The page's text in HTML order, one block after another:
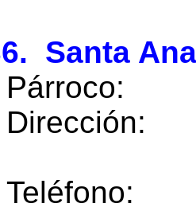
Santa
Párroco:
Dirección:
C.P.
Teléfono: